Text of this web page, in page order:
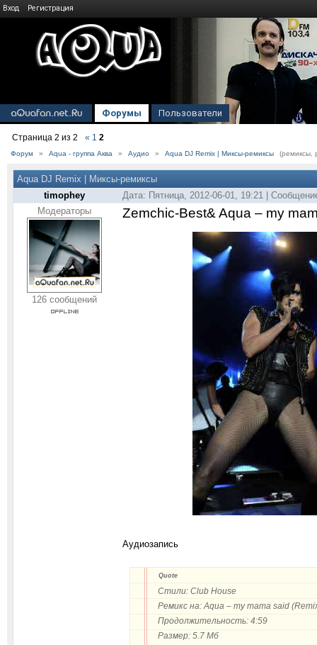
Вход Регистрация
Форумы Пользователи
Страница 2 из 2 « 1 2
Форум » Aqua - группа Аква » Аудио » Aqua DJ Remix | Миксы-ремиксы (ремиксы,
Aqua DJ Remix | Миксы-ремиксы
timophey
Дата: Пятница, 2012-06-01, 19:21 |
Модераторы
126 сообщений
Zemchic-Best& Aqua – my
Аудиозапись
Quote
Стили: Club House
Ремикс на: Aqua – my mama said
Продолжительность: 4:59
Размер: 5.7 Мб